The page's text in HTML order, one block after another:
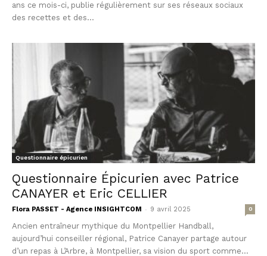
ans ce mois-ci, publie régulièrement sur ses réseaux sociaux
des recettes et des...
Questionnaire épicurien
Questionnaire Épicurien avec Patrice
CANAYER et Eric CELLIER
Flora PASSET - Agence INSIGHTCOM - 9 avril 2025 0
Ancien entraîneur mythique du Montpellier Handball,
aujourd’hui conseiller régional, Patrice Canayer partage autour
d’un repas à L’Arbre, à Montpellier, sa vision du sport comme...